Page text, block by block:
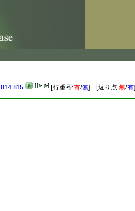
814 815 [行番号:有/無] [返り点:無/有]